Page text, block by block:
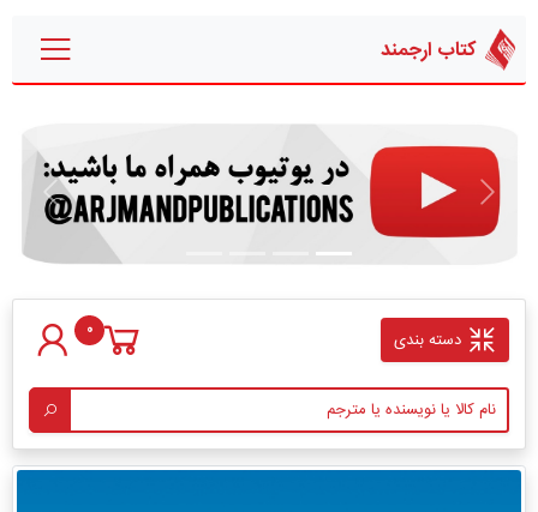
کتاب ارجمند
قبلی بعدی
دسته بندی 0